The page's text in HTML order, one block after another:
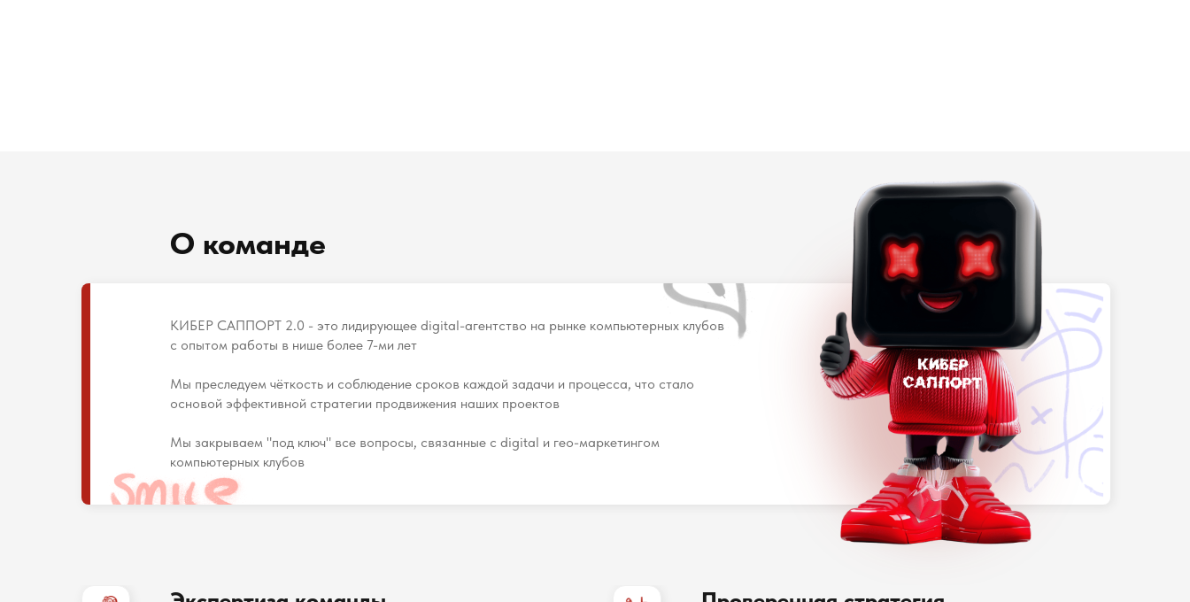
О команде
КИБЕР САППОРТ 2.0 - это лидирующее digital-агентство на рынке компьютерных клубов
с опытом работы в нише более 7-ми лет
Мы преследуем чёткость и соблюдение сроков каждой задачи и процесса, что стало
основой эффективной стратегии продвижения наших проектов
Мы закрываем "под ключ" все вопросы, связанные с digital и гео-маркетингом
компьютерных клубов